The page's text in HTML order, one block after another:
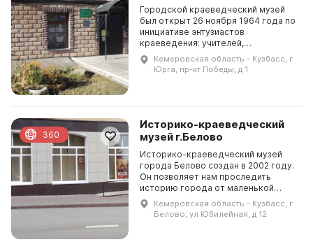
Городской краеведческий музей
был открыт 26 ноября 1964 года по
инициативе энтузиастов
краеведения: учителей,
фотографов, художников,
журналистов. В музей приходят
более 30 тысяч человек в год на
Кемеровская область - Кузбасс, г
Юрга, пр-кт Победы, д 1
Историко-краеведческий
музей г.Белово
Историко-краеведческий музей
города Белово создан в 2002 году.
Он позволяет нам проследить
историю города от маленькой
заимки Федора Белова до
промышленного центра Кузбасса. В
музее можно посмотреть п...
Кемеровская область - Кузбасс, г
Белово, ул Юбилейная, д 12
360